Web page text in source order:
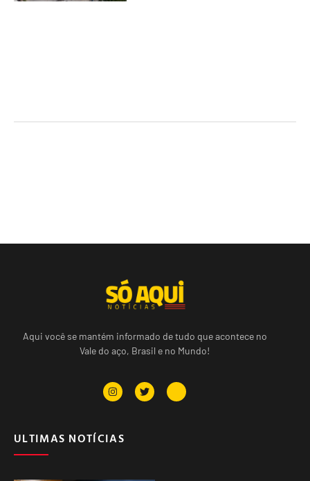
Aqui você se mantém informado de tudo que acontece no
Vale do aço, Brasil e no Mundo!
ULTIMAS NOTÍCIAS